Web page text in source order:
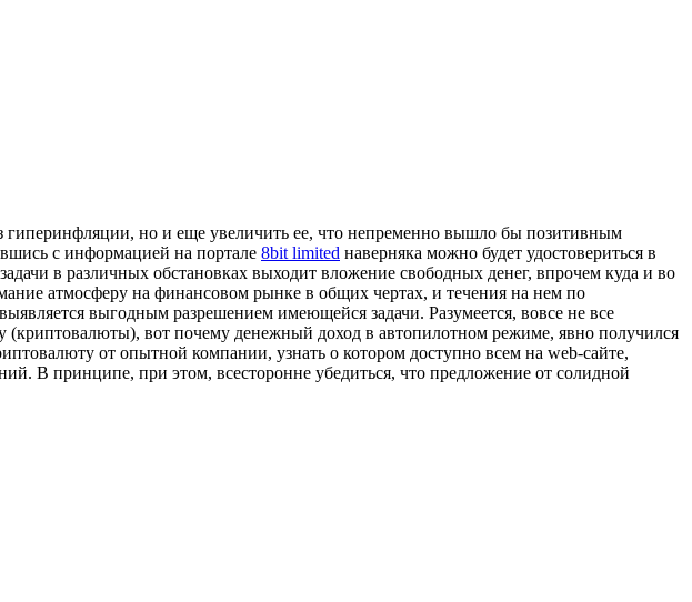
гиперинфляции, но и еще увеличить ее, что непременно вышло бы позитивным
с информацией на портале 8bit limited наверняка можно будет удостовериться в
в различных обстановках выходит вложение свободных денег, впрочем куда и во
атмосферу на финансовом рынке в общих чертах, и течения на нем по
выгодным разрешением имеющейся задачи. Разумеется, вовсе не все
(криптовалюты), вот почему денежный доход в автопилотном режиме, явно получился
от опытной компании, узнать о котором доступно всем на web-сайте,
В принципе, при этом, всесторонне убедиться, что предложение от солидной